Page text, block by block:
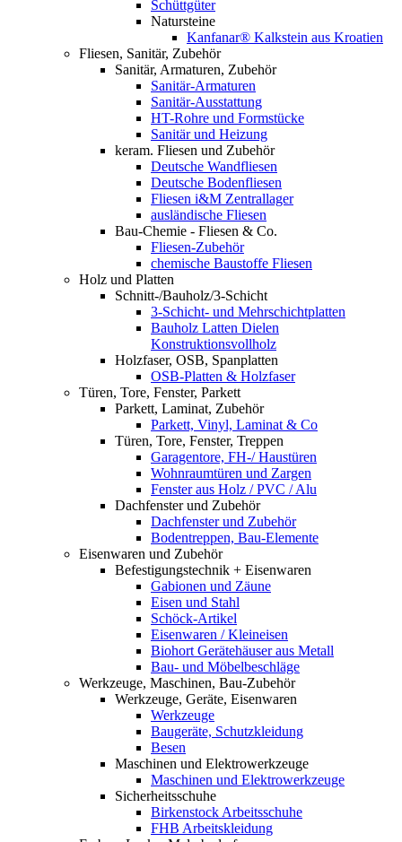
Schüttgüter
Natursteine
Kanfanar® Kalkstein aus Kroatien
Fliesen, Sanitär, Zubehör
Sanitär, Armaturen, Zubehör
Sanitär-Armaturen
Sanitär-Ausstattung
HT-Rohre und Formstücke
Sanitär und Heizung
keram. Fliesen und Zubehör
Deutsche Wandfliesen
Deutsche Bodenfliesen
Fliesen i&M Zentrallager
ausländische Fliesen
Bau-Chemie - Fliesen & Co.
Fliesen-Zubehör
chemische Baustoffe Fliesen
Holz und Platten
Schnitt-/Bauholz/3-Schicht
3-Schicht- und Mehrschichtplatten
Bauholz Latten Dielen
Konstruktionsvollholz
Holzfaser, OSB, Spanplatten
OSB-Platten & Holzfaser
Türen, Tore, Fenster, Parkett
Parkett, Laminat, Zubehör
Parkett, Vinyl, Laminat & Co
Türen, Tore, Fenster, Treppen
Garagentore, FH-/ Haustüren
Wohnraumtüren und Zargen
Fenster aus Holz / PVC / Alu
Dachfenster und Zubehör
Dachfenster und Zubehör
Bodentreppen, Bau-Elemente
Eisenwaren und Zubehör
Befestigungstechnik + Eisenwaren
Gabionen und Zäune
Eisen und Stahl
Schöck-Artikel
Eisenwaren / Kleineisen
Biohort Gerätehäuser aus Metall
Bau- und Möbelbeschläge
Werkzeuge, Maschinen, Bau-Zubehör
Werkzeuge, Geräte, Eisenwaren
Werkzeuge
Baugeräte, Schutzkleidung
Besen
Maschinen und Elektrowerkzeuge
Maschinen und Elektrowerkzeuge
Sicherheitsschuhe
Birkenstock Arbeitsschuhe
FHB Arbeitskleidung